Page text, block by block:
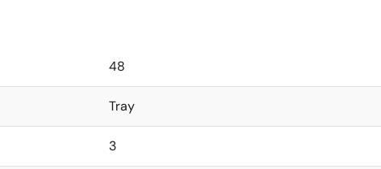
48
Tray
3